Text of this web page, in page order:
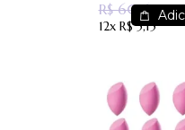
Pós
Out -
R$ 60,64
12x R$ 5,15